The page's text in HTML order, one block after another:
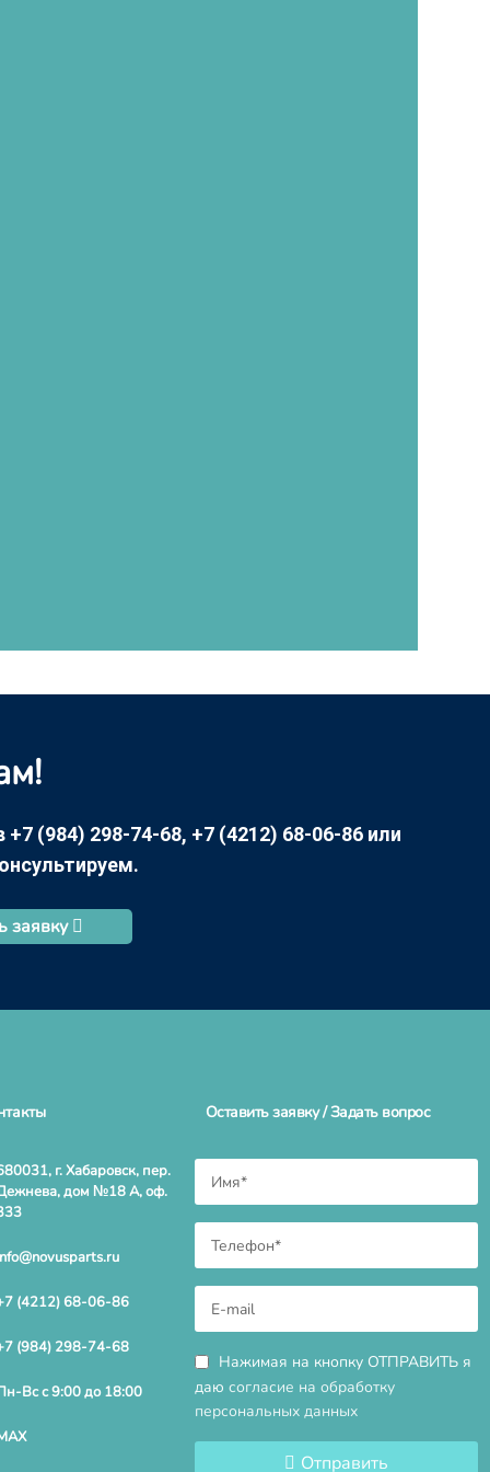
(984) 298-74-68, +7 (4212) 68-06-86 или
заявку
г. Хабаровск, пер.
дом №18 А, оф.
(4212) 68-06-86
(984) 298-74-68
Вс с 9:00 до 18:00
Оставить заявку / Задать вопрос
Нажимая на кнопку ОТПРАВИТЬ я
даю согласие на обработку
персональных данных
Отправить